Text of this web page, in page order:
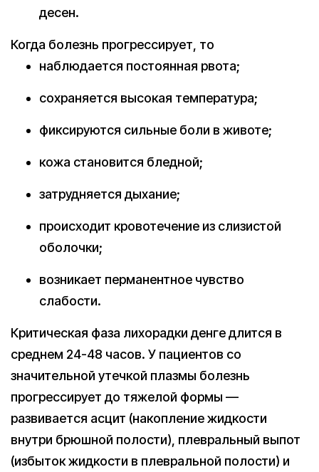
десен.
Когда болезнь прогрессирует, то
наблюдается постоянная рвота;
сохраняется высокая температура;
фиксируются сильные боли в животе;
кожа становится бледной;
затрудняется дыхание;
происходит кровотечение из слизистой
оболочки;
возникает перманентное чувство
слабости.
Критическая фаза лихорадки денге длится в
среднем 24-48 часов. У пациентов со
значительной утечкой плазмы болезнь
прогрессирует до тяжелой формы —
развивается асцит (накопление жидкости
внутри брюшной полости), плевральный выпот
(избыток жидкости в плевральной полости) и